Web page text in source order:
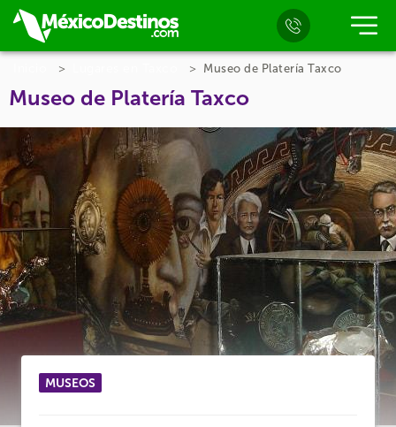
Museo de Platería Taxco
Museo de Platería Taxco
MUSEOS